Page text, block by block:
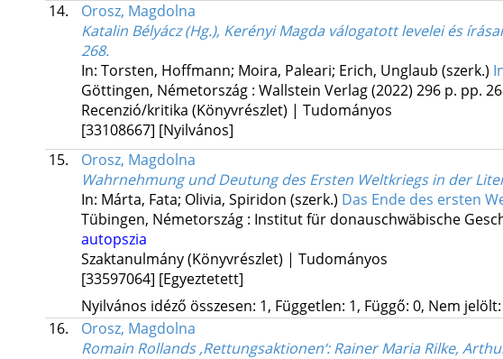
14.
Orosz, Magdolna
Katalin Bélyácz (Hg.), Kerényi Magda válogatott levelei és
268.
In: Torsten, Hoffmann; Moira, Paleari; Erich, Unglaub (szerk.)
Göttingen, Németország : Wallstein Verlag(2022) 296 p. pp.
Recenzió/kritika (Könyvrészlet) | Tudományos
[33108667] [Nyilvános]
15.
Orosz, Magdolna
Wahrnehmung und Deutung des Ersten Weltkriegs in der
In: Márta, Fata; Olivia, Spiridon (szerk.) Das Ende des ersten
Tübingen, Németország : Institut für donauschwäbische
autopszia
Szaktanulmány (Könyvrészlet) | Tudományos
[33597064] [Egyeztetett]
Nyilvános idéző összesen: 1, Független: 1, Függő: 0, Nem
16.
Orosz, Magdolna
Romain Rollands ,Rettungsaktionen‘: Rainer Maria Rilke,